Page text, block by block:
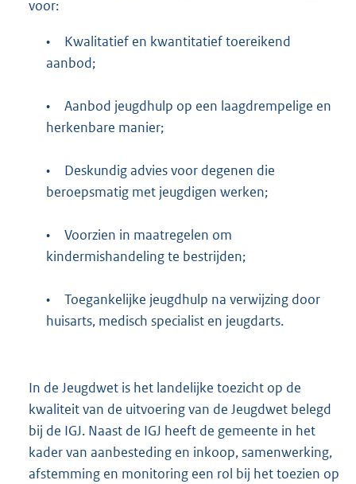
voor:
•
Kwalitatief en kwantitatief toereikend
aanbod;
•
Aanbod jeugdhulp op een laagdrempelige en
herkenbare manier;
•
Deskundig advies voor degenen die
beroepsmatig met jeugdigen werken;
•
Voorzien in maatregelen om
kindermishandeling te bestrijden;
•
Toegankelijke jeugdhulp na verwijzing door
huisarts, medisch specialist en jeugdarts.
In de Jeugdwet is het landelijke toezicht op de
kwaliteit van de uitvoering van de Jeugdwet belegd
bij de IGJ. Naast de IGJ heeft de gemeente in het
kader van aanbesteding en inkoop, samenwerking,
afstemming en monitoring een rol bij het toezien op